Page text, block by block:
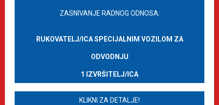
ZASNIVANJE RADNOG ODNOSA:
RUKOVATELJ/ICA SPECIJALNIM VOZILOM ZA
ODVODNJU
1 IZVRŠITELJ/ICA
KLIKNI ZA DETALJE!